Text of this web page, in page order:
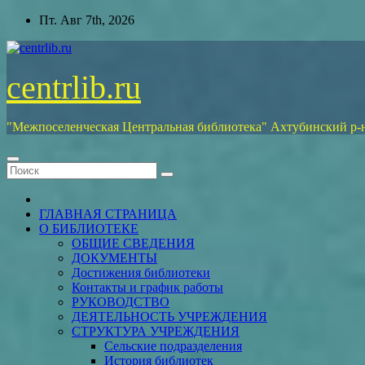
Перейти
содержимому
Пт. Авг 7th, 2026
centrlib.ru
"Межпоселенческая Центральная библиотека" Ахтубинский р-
ГЛАВНАЯ СТРАНИЦА
О БИБЛИОТЕКЕ
ОБЩИЕ СВЕДЕНИЯ
ДОКУМЕНТЫ
Достижения библиотеки
Контакты и график работы
РУКОВОДСТВО
ДЕЯТЕЛЬНОСТЬ УЧРЕЖДЕНИЯ
СТРУКТУРА УЧРЕЖДЕНИЯ
Сельские подразделения
История библиотек